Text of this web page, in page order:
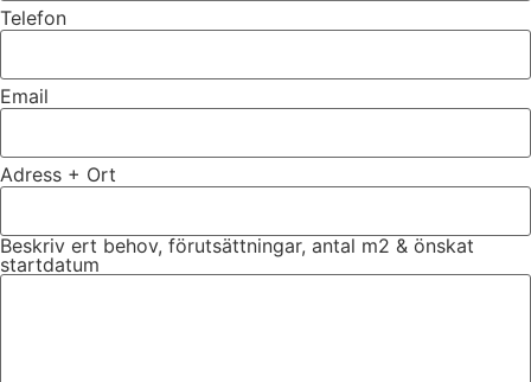
Telefon
Email
Adress + Ort
Beskriv ert behov, förutsättningar, antal m2 & önskat
startdatum